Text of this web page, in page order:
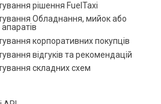
рішення FuelTaxi
Обладнання, мийок або
корпоративних покупців
відгуків та рекомендацій
складних схем